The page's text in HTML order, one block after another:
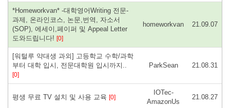
*Homeworkvan* -대학영어Writing 전문-
과제, 온라인코스, 논문,번역, 자소서
(SOP), 에세이,페이퍼 및 Appeal Letter
도와드립니다! [0]
homeworkvan 21.09.07
[워털루 약대생 과외] 고등학교 수학/과학
부터 대학 입시, 전문대학원 입시까지..
[0]
ParkSean 21.08.31
평생 무료 TV 설치 및 사용 교육 [0]
IOTec-
AmazonUs
21.08.27